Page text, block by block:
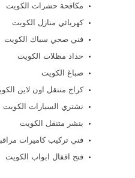
مكافحة حشرات الكويت
كهربائي منازل الكويت
فني صحي سباك الكويت
حداد مظلات الكويت
صباغ الكويت
كراج متنقل اون لاين
نشتري السيارات الكويت
بنشر متنقل الكويت
فني تركيب كاميرات
فتح اقفال ابواب الكويت